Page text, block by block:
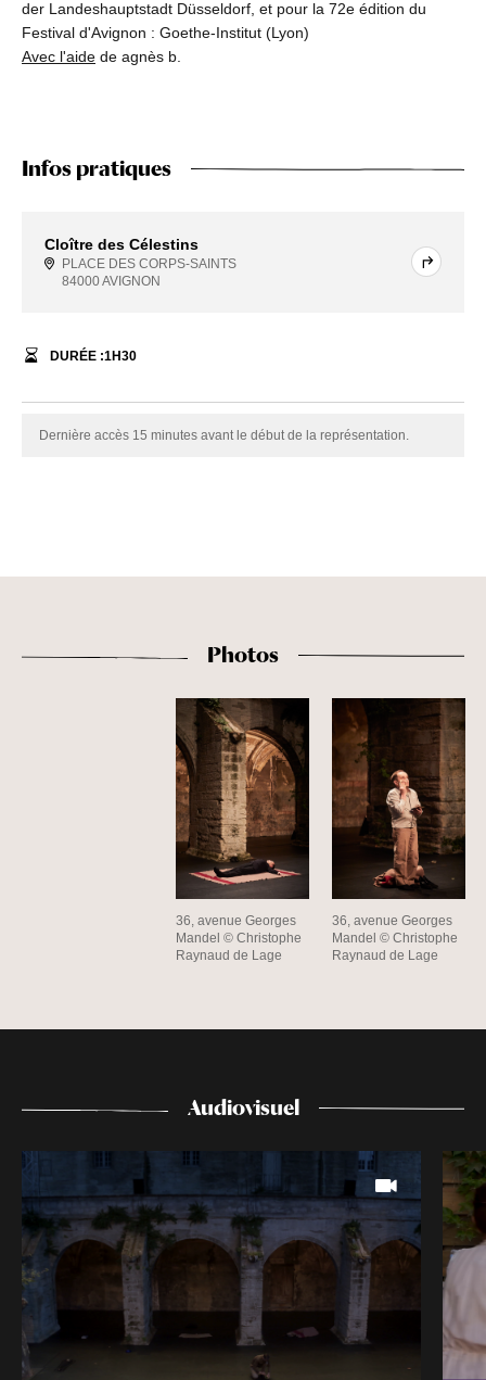
der Landeshauptstadt Düsseldorf, et pour la 72e édition du
Festival d'Avignon : Goethe-Institut (Lyon)
Avec l'aide de agnès b.
Infos pratiques
Cloître des Célestins
PLACE DES CORPS-SAINTS
84000 AVIGNON
DURÉE :1H30
Dernière accès 15 minutes avant le début de la représentation.
Photos
36, avenue Georges
Mandel © Christophe
Raynaud de Lage
36, avenue Georges
Mandel © Christophe
Raynaud de Lage
Audiovisuel